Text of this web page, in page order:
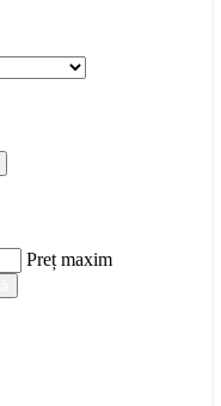
Preț maxim